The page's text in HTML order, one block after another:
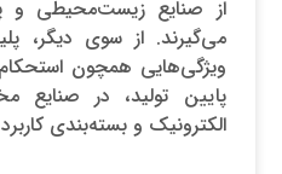
از صنایع زیست‌محیطی و
می‌گیرند. از سوی دیگر،
ویژگی‌هایی همچون استحکام
پایین تولید، در صنایع
الکترونیک و بسته‌بندی کاربرد